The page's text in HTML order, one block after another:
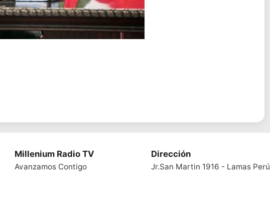
Millenium Radio TV
Avanzamos Contigo
Dirección
Jr.San Martin 1916 - Lamas Perú